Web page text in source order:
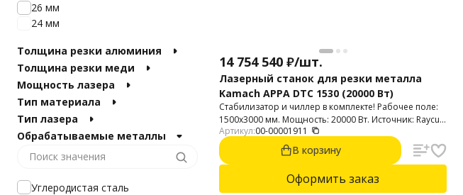
14 754 540 ₽/шт.
Лазерный станок для резки металла
Kamach APPA DTC 1530 (20000 Вт)
Стабилизатор и чиллер в комплекте! Рабочее поле:
1500х3000 мм. Мощность: 20000 Вт. Источник: Raycus.
Голова с автофокусом.
Артикул:00-00001911
В корзину
Оформить заказ
26 мм
24 мм
Толщина резки алюминия
Толщина резки меди
Мощность лазера
Тип материала
Тип лазера
Обрабатываемые металлы
Углеродистая сталь